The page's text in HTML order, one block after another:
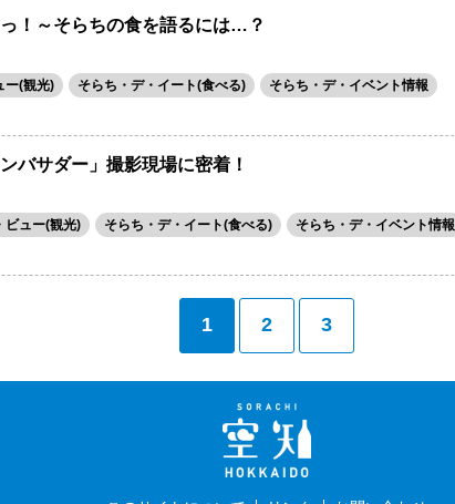
！～そらちの食を語るには…？
ー(観光) そらち・デ・イート(食べる) そらち・デ・イベント情報
バサダー」撮影現場に密着！
ビュー(観光) そらち・デ・イート(食べる) そらち・デ・イベント情報
1 2 3